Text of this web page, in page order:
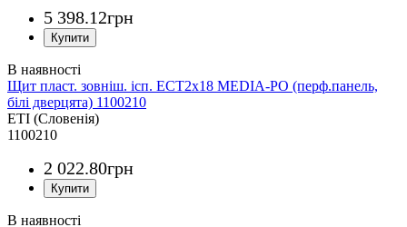
5 398.12грн
Щит пласт. зовніш. ісп. ECT2x18 MEDIA-PO (перф.панель,
білі дверцята) 1100210
ETI (Словенія)
1100210
2 022.80грн